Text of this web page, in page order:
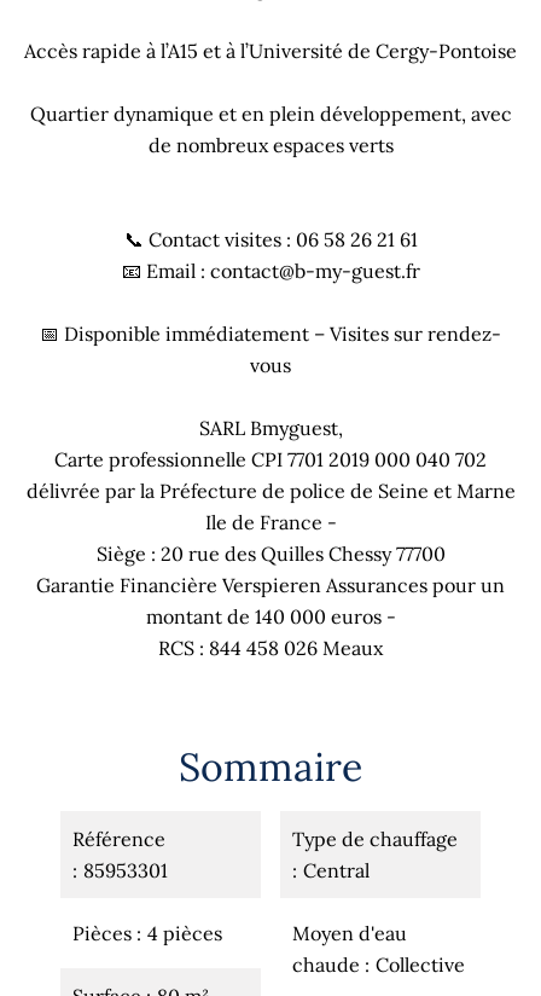
Accès rapide à l’A15 et à l’Université de Cergy-Pontoise
Quartier dynamique et en plein développement, avec
de nombreux espaces verts
📞 Contact visites : 06 58 26 21 61
📧 Email : contact@b-my-guest.fr
📅 Disponible immédiatement – Visites sur rendez-
vous
SARL Bmyguest,
Carte professionnelle CPI 7701 2019 000 040 702
délivrée par la Préfecture de police de Seine et Marne
Ile de France -
Siège : 20 rue des Quilles Chessy 77700
Garantie Financière Verspieren Assurances pour un
montant de 140 000 euros -
RCS : 844 458 026 Meaux
Sommaire
Référence
85953301
Pièces 4 pièces
Type de chauffage
Central
Moyen d'eau
chaude
Collective